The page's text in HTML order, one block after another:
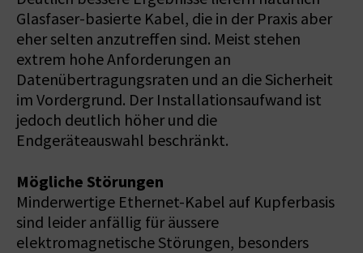
Glasfaser-basierte Kabel, die in der Praxis aber
eher selten anzutreffen sind. Meist stehen
extrem hohe Anforderungen an
Datenübertragungsraten und an die Sicherheit
im Vordergrund. Der Installationsaufwand ist
jedoch deutlich höher und die
Endgeräteauswahl beschränkt.
Mögliche Störungen
Minderwertige Ethernet-Kabel auf Kupferbasis
sind leider anfällig für äussere
elektromagnetische Störungen, besonders